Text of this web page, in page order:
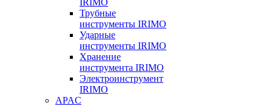
IRIMO
Трубные
инструменты IRIMO
Ударные
инструменты IRIMO
Хранение
инструмента IRIMO
Электроинструмент
IRIMO
APAC